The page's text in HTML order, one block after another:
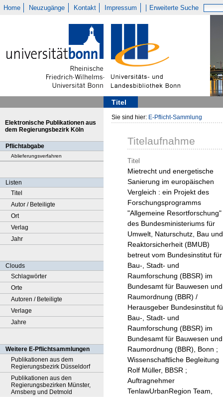
Home Neuzugänge Kontakt Impressum Erweiterte Suche
Titel
Elektronische Publikationen aus
dem Regierungsbezirk Köln
Pflichtabgabe
Ablieferungsverfahren
Listen
Titel
Autor / Beteiligte
Ort
Verlag
Jahr
Clouds
Schlagwörter
Orte
Autoren / Beteiligte
Verlage
Jahre
Weitere E-Pflichtsammlungen
Publikationen aus dem
Regierungsbezirk Düsseldorf
Publikationen aus den
Regierungsbezirken Münster,
Arnsberg und Detmold
Sie sind hier: E-Pflicht-Sammlung
Titelaufnahme
Titel
Mietrecht und energetische
Sanierung im europäischen
Vergleich : ein Projekt des
Forschungsprogramms
"Allgemeine Resortforschung"
des Bundesministeriums für
Umwelt, Naturschutz, Bau und
Reaktorsicherheit (BMUB)
betreut vom Bundesinstitut für
Bau-, Stadt- und
Raumforschung (BBSR) im
Bundesamt für Bauwesen und
Raumordnung (BBR) /
Herausgeber Bundesinstitut
Bau-, Stadt- und
Raumforschung (BBSR) im
Bundesamt für Bauwesen und
Raumordnung (BBR), Bonn ;
Wissenschaftliche Begleitung
Rolf Müller, BBSR ;
Auftragnehmer
TenlawUrbanRegion Team,